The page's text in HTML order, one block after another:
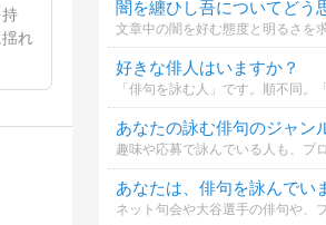
れ
闇を纏ひし吾についてどう
好きな俳人はいますか？
あなたの詠む俳句のジャン
あなたは、俳句を詠んでい